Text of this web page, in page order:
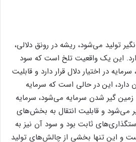
تولید می‌شود، ریشه در رونق دلالی،
این یک واقعیت تلخ است که سود
در اختیار دلال قرار دارد و قابلیت
دارد، این در حالی است که سرمایه
زمین گیر شدن سرمایه می‌شود، سرمایه
می‌شود و قابلیت انتقال به بخش‌های
ثابت بود و سود آن نیز به
و این تنها بخشی از چالش‌های تولید